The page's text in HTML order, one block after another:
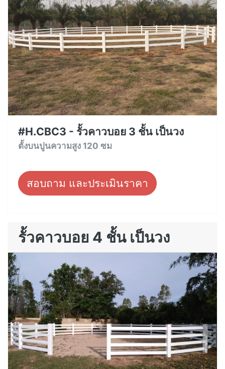
#H.CBC3 - รั้วคาวบอย 3 ชั้น เป็นวง
ตั้งบนปูนความสูง 120 ซม
สอบถาม และประเมินราคา
รั้วคาวบอย 4 ชั้น เป็นวง